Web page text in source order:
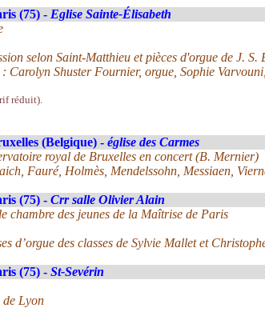
(75) - Eglise Sainte-Élisabeth
selon Saint-Matthieu et pièces d'orgue de J. S.
Carolyn Shuster Fournier, orgue, Sophie
réduit).
(Belgique) - église des Carmes
royal de Bruxelles en concert (B. Mernier)
Fauré, Holmès, Mendelssohn, Messiaen,
(75) - Crr salle Olivier Alain
chambre des jeunes de la Maîtrise de Paris
d’orgue des classes de Sylvie Mallet et
(75) - St-Sevérin
de Lyon